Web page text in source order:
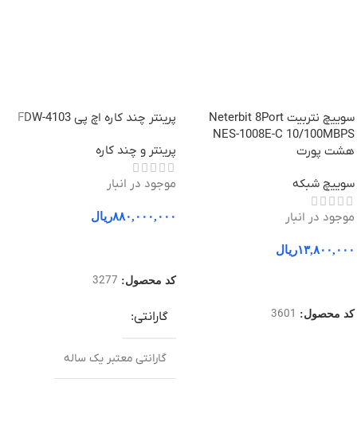
سوییچ نتربیت Neterbit 8Port
NES-1008E-C 10/100MBPS
هشت پورت
سوییچ شبکه
موجود در انبار
۱۳,۸۰۰,۰۰۰ریال
کد محصول: 3601
پرینتر چند کاره اچ پی 4103-FDW
پرینتر و چند کاره
موجود در انبار
۸۸۰,۰۰۰,۰۰۰ریال
کد محصول: 3277
گارانتی
گارانتی معتبر یک ساله